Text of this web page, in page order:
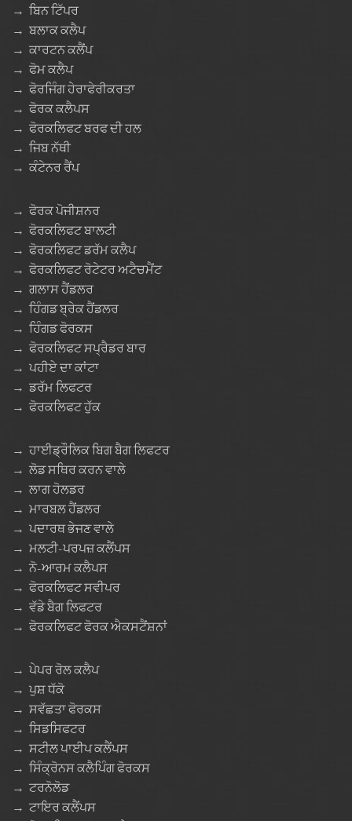
→ ਬਿਨ ਟਿੱਪਰ
→ ਬਲਾਕ ਕਲੈਪ
→ ਕਾਰਟਨ ਕਲੈਂਪ
→ ਫੋਮ ਕਲੈਪ
→ ਫੋਰਜਿੰਗ ਹੇਰਾਫੇਰੀਕਰਤਾ
→ ਫੋਰਕ ਕਲੈਪਸ
→ ਫੋਰਕਲਿਫਟ ਬਰਫ ਦੀ ਹਲ
→ ਜਿਬ ਨੱਥੀ
→ ਕੰਟੇਨਰ ਰੈਂਪ
→ ਫੋਰਕ ਪੋਜੀਸ਼ਨਰ
→ ਫੋਰਕਲਿਫਟ ਬਾਲਟੀ
→ ਫੋਰਕਲਿਫਟ ਡਰੱਮ ਕਲੈਪ
→ ਫੋਰਕਲਿਫਟ ਰੋਟੇਟਰ ਅਟੈਚਮੈਂਟ
→ ਗਲਾਸ ਹੈਂਡਲਰ
→ ਹਿੰਗਡ ਬ੍ਰੇਕ ਹੈਂਡਲਰ
→ ਹਿੰਗਡ ਫੋਰਕਸ
→ ਫੋਰਕਲਿਫਟ ਸਪ੍ਰੈਡਰ ਬਾਰ
→ ਪਹੀਏ ਦਾ ਕਾਂਟਾ
→ ਡਰੱਮ ਲਿਫਟਰ
→ ਫੋਰਕਲਿਫਟ ਹੁੱਕ
→ ਹਾਈਡ੍ਰੌਲਿਕ ਬਿਗ ਬੈਗ ਲਿਫਟਰ
→ ਲੋਡ ਸਥਿਰ ਕਰਨ ਵਾਲੇ
→ ਲਾਗ ਹੋਲਡਰ
→ ਮਾਰਬਲ ਹੈਂਡਲਰ
→ ਪਦਾਰਥ ਭੇਜਣ ਵਾਲੇ
→ ਮਲਟੀ-ਪਰਪਜ਼ ਕਲੈਂਪਸ
→ ਨੋ-ਆਰਮ ਕਲੈਪਸ
→ ਫੋਰਕਲਿਫਟ ਸਵੀਪਰ
→ ਵੱਡੇ ਬੈਗ ਲਿਫਟਰ
→ ਫੋਰਕਲਿਫਟ ਫੋਰਕ ਐਕਸਟੈਂਸ਼ਨਾਂ
→ ਪੇਪਰ ਰੋਲ ਕਲੈਪ
→ ਪੁਸ਼ ਧੱਕੋ
→ ਸਵੱਛਤਾ ਫੋਰਕਸ
→ ਸਿਡਸਿਫਟਰ
→ ਸਟੀਲ ਪਾਈਪ ਕਲੈਂਪਸ
→ ਸਿੰਕ੍ਰੋਨਸ ਕਲੈਪਿੰਗ ਫੋਰਕਸ
→ ਟਰਨੋਲੋਡ
→ ਟਾਇਰ ਕਲੈਂਪਸ